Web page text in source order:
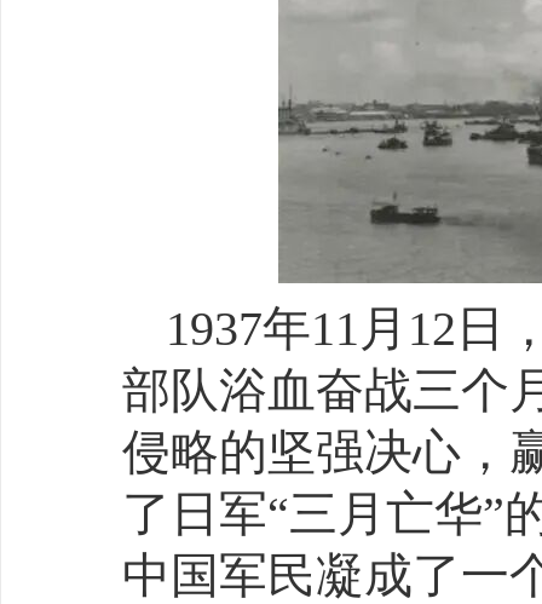
1937年11月12日
部队浴血奋战三个
侵略的坚强决心，
了日军“三月亡华”
中国军民凝成了一